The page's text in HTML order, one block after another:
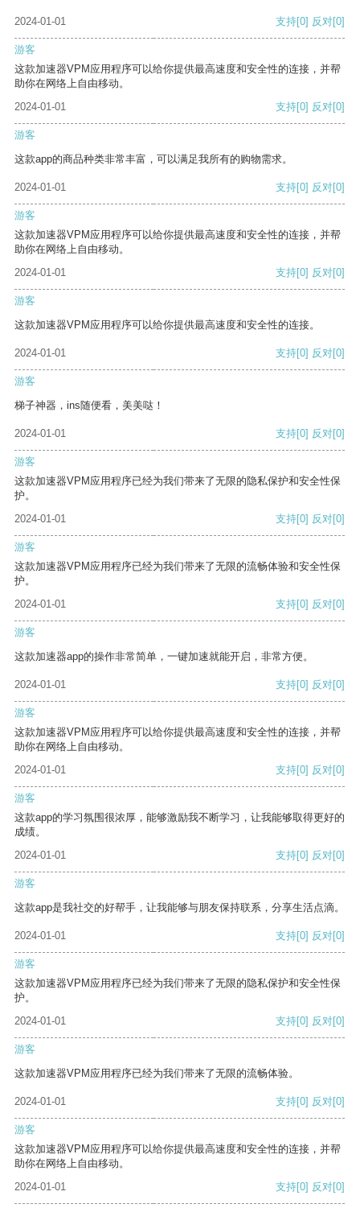
2024-01-01 支持[0] 反对[0]
游客
这款加速器VPM应用程序可以给你提供最高速度和安全性的连接，并帮
助你在网络上自由移动。
2024-01-01
支持[0] 反对[0]
游客
这款app的商品种类非常丰富，可以满足我所有的购物需求。
2024-01-01 支持[0] 反对[0]
游客
这款加速器VPM应用程序可以给你提供最高速度和安全性的连接，并帮
助你在网络上自由移动。
2024-01-01
支持[0] 反对[0]
游客
这款加速器VPM应用程序可以给你提供最高速度和安全性的连接。
2024-01-01 支持[0] 反对[0]
游客
梯子神器，ins随便看，美美哒！
2024-01-01 支持[0] 反对[0]
游客
这款加速器VPM应用程序已经为我们带来了无限的隐私保护和安全性保
护。
2024-01-01
支持[0] 反对[0]
游客
这款加速器VPM应用程序已经为我们带来了无限的流畅体验和安全性保
护。
2024-01-01
支持[0] 反对[0]
游客
这款加速器app的操作非常简单，一键加速就能开启，非常方便。
2024-01-01 支持[0] 反对[0]
游客
这款加速器VPM应用程序可以给你提供最高速度和安全性的连接，并帮
助你在网络上自由移动。
2024-01-01
支持[0] 反对[0]
游客
这款app的学习氛围很浓厚，能够激励我不断学习，让我能够取得更好的
成绩。
2024-01-01
支持[0] 反对[0]
游客
这款app是我社交的好帮手，让我能够与朋友保持联系，分享生活点滴。
2024-01-01 支持[0] 反对[0]
游客
这款加速器VPM应用程序已经为我们带来了无限的隐私保护和安全性保
护。
2024-01-01
支持[0] 反对[0]
游客
这款加速器VPM应用程序已经为我们带来了无限的流畅体验。
2024-01-01 支持[0] 反对[0]
游客
这款加速器VPM应用程序可以给你提供最高速度和安全性的连接，并帮
助你在网络上自由移动。
2024-01-01
支持[0] 反对[0]